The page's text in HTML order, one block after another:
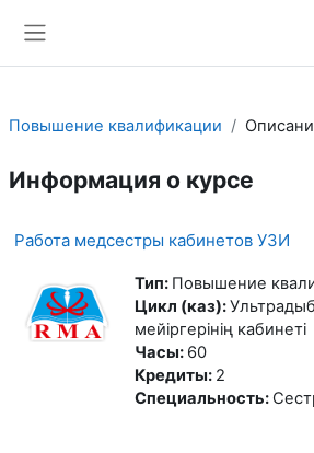
Повышение квалификации
Информация о курсе
Работа медсестры кабинетов УЗИ
Тип: Повышение
Цикл (каз):
мейіргерінің кабинеті
Часы: 60
Кредиты: 2
Специальность: